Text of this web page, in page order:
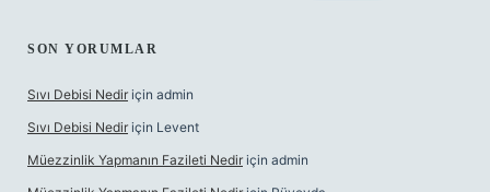
SON YORUMLAR
Sıvı Debisi Nedir için admin
Sıvı Debisi Nedir için Levent
Müezzinlik Yapmanın Fazileti Nedir için admin